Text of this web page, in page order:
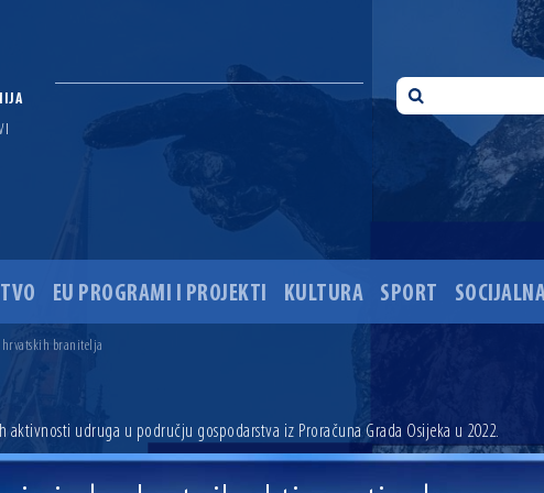
EU PROGRAMI I PROJEKTI KULTURA SPORT
ove godine pod kontrolom
zahvalnosti i Dan hrvatskih branitelja
hrvatskih branitelja
Vinski mjesec
Gradonačelnik Radić istaknuo da je u osječke vrtiće upisan rekordan broj djece, te najavio cjelovitu
udruga u području gospodarstva iz Proračuna Grada Osijeka u 2022.